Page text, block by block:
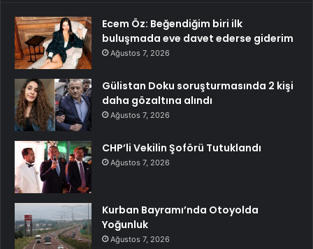
Ecem Öz: Beğendiğim biri ilk
buluşmada eve davet ederse giderim
Ağustos 7, 2026
Gülistan Doku soruşturmasında 2 kişi
daha gözaltına alındı
Ağustos 7, 2026
CHP’li Vekilin Şoförü Tutuklandı
Ağustos 7, 2026
Kurban Bayramı’nda Otoyolda
Yoğunluk
Ağustos 7, 2026